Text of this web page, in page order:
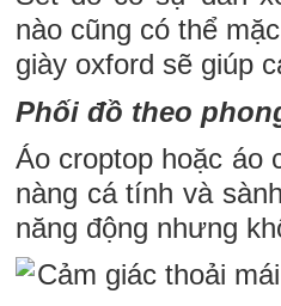
nào cũng có thể
giày oxford sẽ giúp
Phối đồ theo
Áo croptop hoặc áo
nàng cá tính và
năng động nhưng